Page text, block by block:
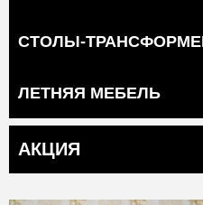
СТОЛЫ-
ЛЕТНЯЯ МЕБЕЛЬ
АКЦИЯ